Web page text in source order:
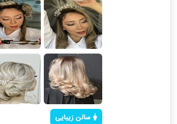
سالن زیبایی